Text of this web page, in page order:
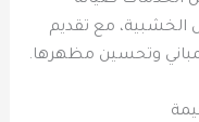
الخشبية، مع تقديم
وتحسين مظهرها.